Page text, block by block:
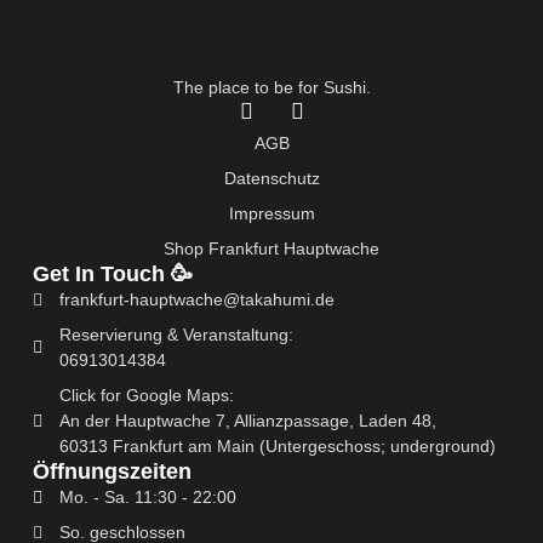
The place to be for Sushi.
F
c
e
o
o
k
f
I
t
g
r
a
AGB
Datenschutz
Impressum
Shop Frankfurt Hauptwache
Get In Touch 🥳
frankfurt-hauptwache@takahumi.de
Reservierung & Veranstaltung:
06913014384
Click for Google Maps:
An der Hauptwache 7, Allianzpassage, Laden 48,
60313 Frankfurt am Main (Untergeschoss; underground)
Öffnungszeiten
Mo. - Sa. 11:30 - 22:00
So. geschlossen